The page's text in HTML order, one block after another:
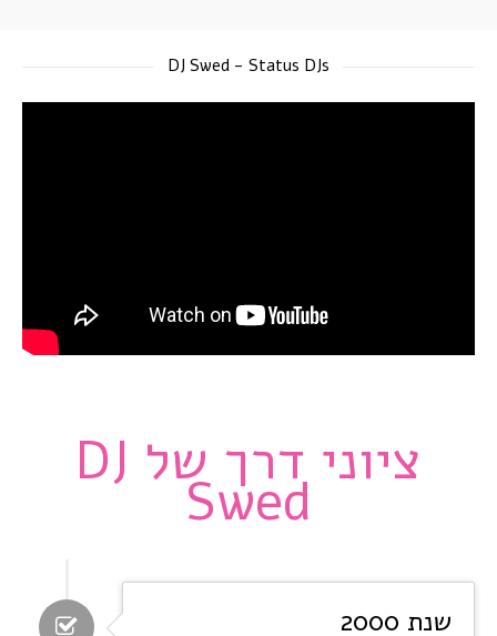
DJ Swed - Status DJs
ציוני דרך של DJ
Swed
שנת 2000